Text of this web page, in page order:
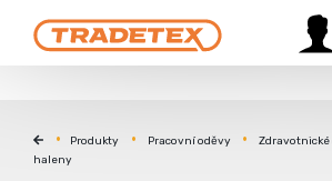
Produkty Pracovní oděvy Zdravotnické
haleny